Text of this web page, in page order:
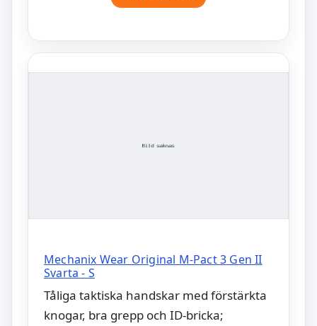
Mechanix Wear Original M-Pact 3 Gen II
Svarta - S
Tåliga taktiska handskar med förstärkta
knogar, bra grepp och ID-bricka;